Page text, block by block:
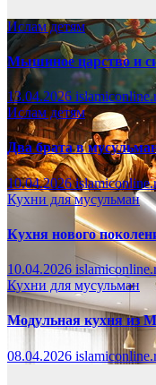
Ислам детям
Мышиное царство и
13.04.2026
Ислам детям
Два брата в
10.04.2026
Кухни для мусульман
Кухня нового
10.04.2026
Кухни для мусульман
Модульная кухня из
08.04.2026